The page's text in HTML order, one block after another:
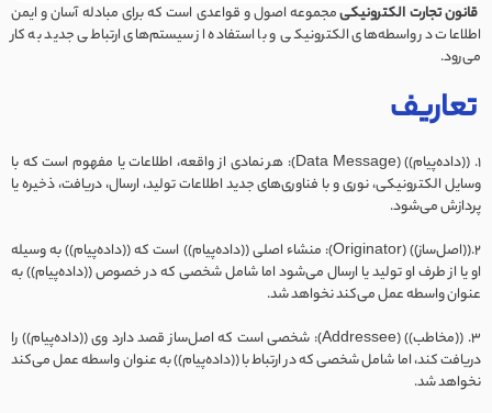
قانون تجارت الکترونیکیمجموعه اصول و قواعدی است که برای مبادله آسان و ایمن
اطلاعات در واسطه‌های الکترونیکی و با استفاده از سیستم‌های ارتباطی جدید به کار
می‌رود.
تعاریف
1. ((داده‌پیام)) (Data Message): هر نمادی از واقعه، اطلاعات یا مفهوم است که با
وسایل الکترونیکی، نوری و با فناوری‌های جدید اطلاعات تولید، ارسال، دریافت، ذخیره یا
پردازش می‌شود.
2.((اصل‌ساز)) (Originator): منشاء اصلی ((داده‌پیام)) است که ((داده‌پیام)) به وسیله
او یا از طرف او تولید یا ارسال می‌شود اما شامل شخصی که در خصوص ((داده‌پیام)) به
عنوان واسطه عمل می‌کند نخواهد شد.
3. ((مخاطب)) (Addressee): شخصی است که اصل‌ساز قصد دارد وی ((داده‌پیام)) را
دریافت کند، اما شامل شخصی که در ارتباط با ((داده‌پیام)) به عنوان واسطه عمل می‌کند
نخواهد شد.